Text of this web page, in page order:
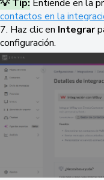
💡 Tip: Entiende en la
contactos en la
7. Haz clic en Integrar
configuración.